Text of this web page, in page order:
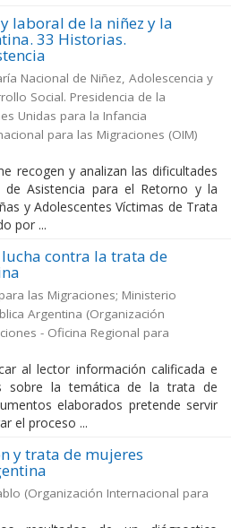
laboral de la niñez y la
33 Historias.
Nacional de Niñez, Adolescencia y
Social. Presidencia de la
Unidas para la Infancia
para las Migraciones (OIM)
recogen y analizan las dificultades
Asistencia para el Retorno y la
y Adolescentes Víctimas de Trata
por ...
contra la trata de
las Migraciones; Ministerio
Argentina (Organización
- Oficina Regional para
al lector información calificada e
sobre la temática de la trata de
elaborados pretende servir
el proceso ...
y trata de mujeres
(Organización Internacional para